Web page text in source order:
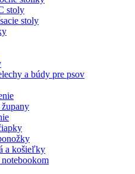
stoly
stoly
a búdy pre psov
a košieľky